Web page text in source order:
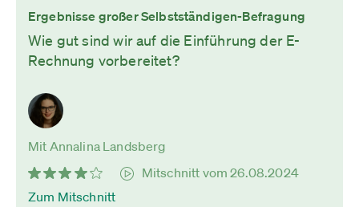
Ergebnisse großer Selbstständigen-Befragung
Wie gut sind wir auf die Einführung der E-
Rechnung vorbereitet?
Mit Annalina Landsberg
Mitschnitt vom 26.08.2024
Zum Mitschnitt